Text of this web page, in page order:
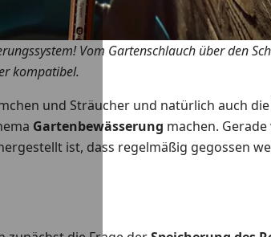
Vom Gartenschlauch über den
kompatibel.
und Sträucher und natürlich auch
Gartenbewässerung machen.
ist, dass regelmäßig gegossen